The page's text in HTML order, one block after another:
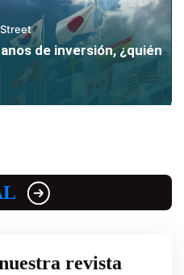
de inversión, ¿quién
revista